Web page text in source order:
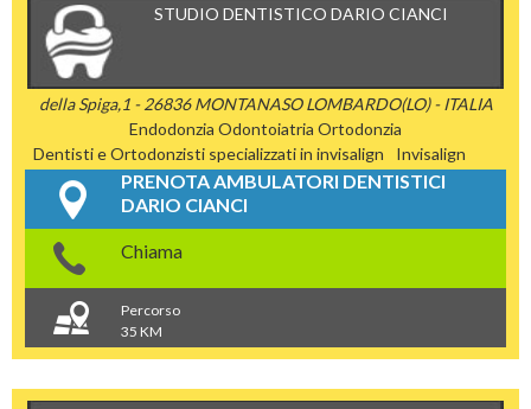
STUDIO DENTISTICO DARIO CIANCI
della Spiga,1 - 26836 MONTANASO LOMBARDO(LO) - ITALIA
Endodonzia Odontoiatria Ortodonzia
Dentisti e Ortodonzisti specializzati in invisalign
Invisalign
PRENOTA AMBULATORI DENTISTICI
DARIO CIANCI
Chiama
Percorso
35 KM